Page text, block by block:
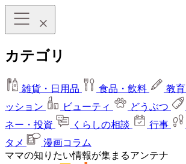
カテゴリ
雑貨・日用品 食品・飲料 教育
ッション
ビューティ どうぶつ
ネー・投資
くらしの相談 行事
タメ
漫画コラム
ママの知りたい情報が集まるアンテナ